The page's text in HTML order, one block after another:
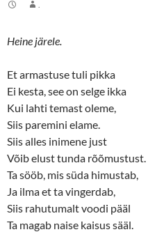
Heine järele.
Et armastuse tuli pikka
Ei kesta, see on selge ikka
Kui lahti temast oleme,
Siis paremini elame.
Siis alles inimene just
Võib elust tunda rõõmustust.
Ta sööb, mis süda himustab,
Ja ilma et ta vingerdab,
Siis rahutumalt voodi pääl
Ta magab naise kaisus sääl.